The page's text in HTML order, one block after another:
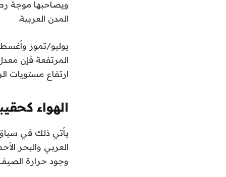
ويصاحبها موجة
المدن العربية.
يوليو/تموز
المرتفعة فإن
ارتفاع مستويات
الهواء
يأتي ذلك في
العربي والبحر
وجود حرارة